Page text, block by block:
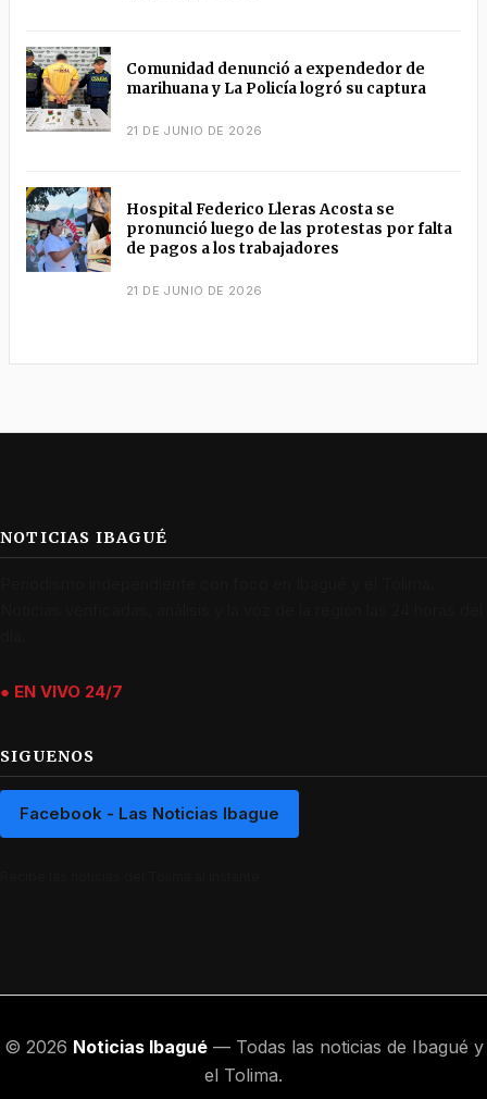
Comunidad denunció a expendedor de
marihuana y La Policía logró su captura
21 DE JUNIO DE 2026
Hospital Federico Lleras Acosta se
pronunció luego de las protestas por falta
de pagos a los trabajadores
21 DE JUNIO DE 2026
NOTICIAS IBAGUÉ
● EN VIVO 24/7
SIGUENOS
Facebook - Las Noticias Ibague
© 2026 Noticias Ibagué— Todas las noticias de Ibagué y
el Tolima.